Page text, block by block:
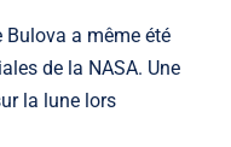
a même été
de la NASA. Une
la lune lors